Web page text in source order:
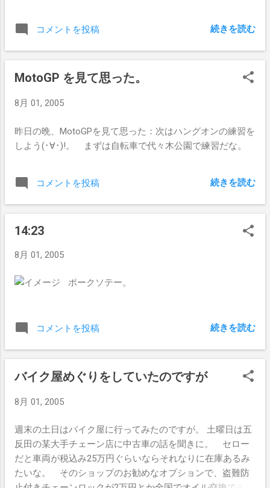
コメントを投稿 続きを読む
MotoGP を見て思った。
8月 01, 2005
昨日の晩、MotoGPを見て思った：次はハングオンの練習を
しよう(･∀･)!。 まずは自転車で代々木公園で練習だな。
コメントを投稿 続きを読む
14:23
8月 01, 2005
ポークソテー。
コメントを投稿 続きを読む
バイク屋めぐりをしていたのですが
8月 01, 2005
週末の土日はバイク屋に行ってみたのですが。 土曜日は五
反田の某大手チェーン店に中古車の話を聞きに。 セロー
だと車両が税込み25万円ぐらいならそれなりに在庫あるみ
たいな。 そのショップのお勧めなオプションで、盗難防